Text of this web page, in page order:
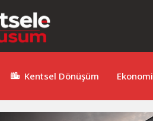
Kentsel Dönüşüm Ekonomi